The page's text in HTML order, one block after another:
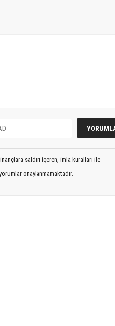
saldırı içeren, imla kuralları ile
onaylanmamaktadır.